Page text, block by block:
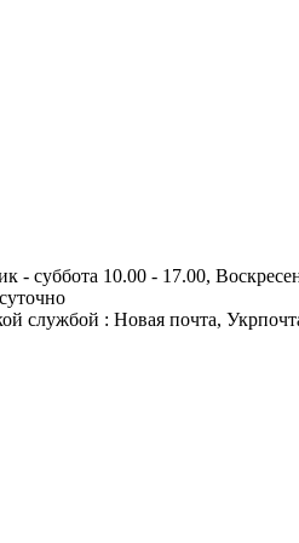
- суббота 10.00 - 17.00,
службой : Новая почта,